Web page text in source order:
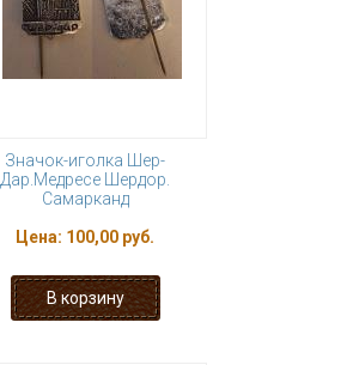
Значок-иголка Шер-
Дар.Медресе Шердор.
Самарканд
Цена: 100,00 руб.